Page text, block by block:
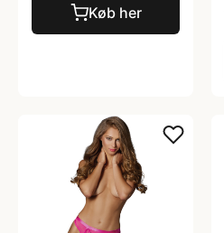
Køb her